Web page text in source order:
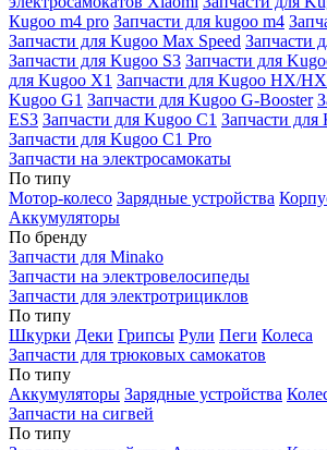
Кugoo m4 pro Запчасти для kugoo m4
Запчасти для Kugoo Max Speed Запчасти
Запчасти для Kugoo S3 Запчасти для
для Kugoo X1 Запчасти для Kugoo HX/
Kugoo G1 Запчасти для Kugoo G-Booster
ES3 Запчасти для Kugoo C1 Запчасти для
Запчасти для Kugoo C1 Pro
Запчасти на электросамокаты
По типу
Мотор-колесо Зарядные устройства
Аккумуляторы
По бренду
Запчасти для Minako
Запчасти на электровелосипеды
Запчасти для электротрициклов
По типу
Шкурки Деки Грипсы Рули Пеги Колеса
Запчасти для трюковых самокатов
По типу
Аккумуляторы Зарядные устройства
Запчасти на сигвей
По типу